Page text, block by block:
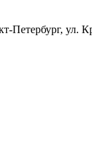
Петербург, ул.